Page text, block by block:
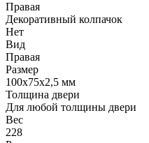
Правая
Декоративный колпачок
Нет
Вид
Правая
Размер
100x75x2,5 мм
Толщина двери
Для любой толщины двери
Вес
228